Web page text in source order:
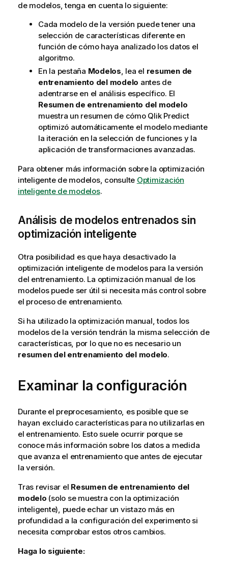
de modelos, tenga en cuenta lo siguiente:
Cada modelo de la versión puede tener una
selección de características diferente en
función de cómo haya analizado los datos el
algoritmo.
En la pestaña Modelos, lea el resumen de
entrenamiento del modelo antes de
adentrarse en el análisis específico. El
Resumen de entrenamiento del modelo
muestra un resumen de cómo Qlik Predict
optimizó automáticamente el modelo mediante
la iteración en la selección de funciones y la
aplicación de transformaciones avanzadas.
Para obtener más información sobre la optimización
inteligente de modelos, consulte Optimización
inteligente de modelos.
Análisis de modelos entrenados sin
optimización inteligente
Otra posibilidad es que haya desactivado la
optimización inteligente de modelos para la versión
del entrenamiento. La optimización manual de los
modelos puede ser útil si necesita más control sobre
el proceso de entrenamiento.
Si ha utilizado la optimización manual, todos los
modelos de la versión tendrán la misma selección de
características, por lo que no es necesario un
resumen del entrenamiento del modelo.
Examinar la configuración
Durante el preprocesamiento, es posible que se
hayan excluido características para no utilizarlas en
el entrenamiento. Esto suele ocurrir porque se
conoce más información sobre los datos a medida
que avanza el entrenamiento que antes de ejecutar
la versión.
Tras revisar el Resumen de entrenamiento del
modelo (solo se muestra con la optimización
inteligente), puede echar un vistazo más en
profundidad a la configuración del experimento si
necesita comprobar estos otros cambios.
Haga lo siguiente: